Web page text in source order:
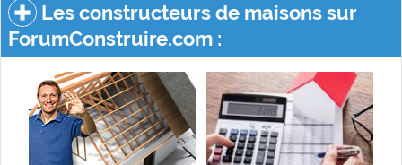
Les constructeurs de maisons sur
ForumConstruire.com :